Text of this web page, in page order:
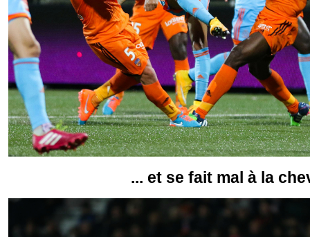
... et se fait mal à la